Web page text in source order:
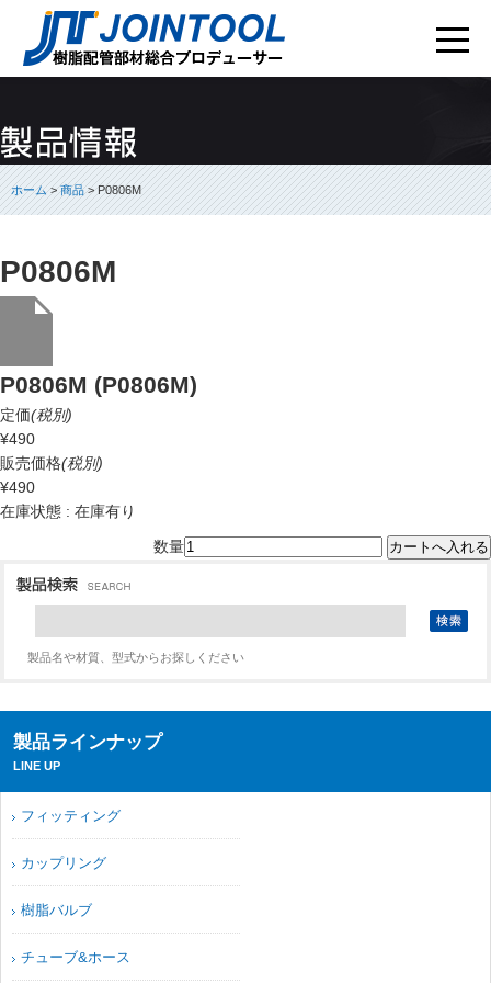
ホーム>商品> P0806M
P0806M
P0806M (P0806M)
定価(税別)
¥490
販売価格(税別)
¥490
在庫状態 : 在庫有り
数量
製品名や材質、型式からお探しください
製品ラインナップ
LINE UP
フィッティング
カップリング
樹脂バルブ
チューブ&ホース